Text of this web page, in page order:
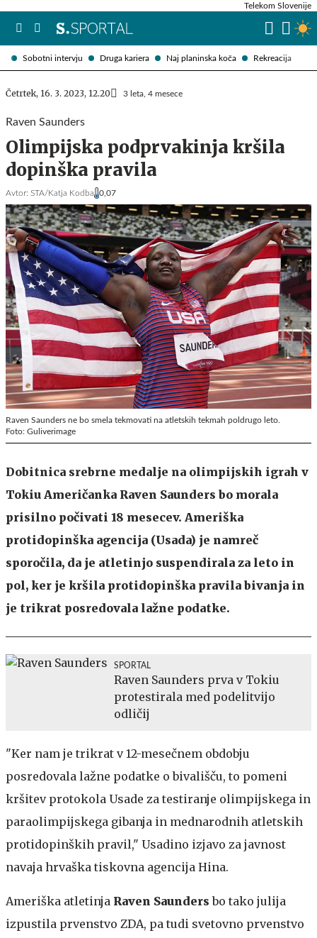
Sobotni intervju Druga kariera Naj planinska koča Rekreacija
Telekom Slovenije
Četrtek, 16. 3. 2023, 12.20 3 leta, 4 mesece
Raven Saunders
Olimpijska podprvakinja kršila
dopinška pravila
Avtor: STA/Katja Kodba 0,07
Raven Saunders ne bo smela tekmovati na atletskih tekmah poldrugo leto.
Foto: Guliverimage
Dobitnica srebrne medalje na olimpijskih igrah v
Tokiu Američanka Raven Saunders bo morala
prisilno počivati 18 mesecev. Ameriška
protidopinška agencija (Usada) je namreč
sporočila, da je atletinjo suspendirala za leto in
pol, ker je kršila protidopinška pravila bivanja in
je trikrat posredovala lažne podatke.
SPORTAL
Raven Saunders prva v Tokiu
protestirala med podelitvijo
odličij
"Ker nam je trikrat v 12-mesečnem obdobju
posredovala lažne podatke o bivališču, to pomeni
kršitev protokola Usade za testiranje olimpijskega in
paraolimpijskega gibanja in mednarodnih atletskih
protidopinških pravil," Usadino izjavo za javnost
navaja hrvaška tiskovna agencija Hina.
Ameriška atletinja Raven Saunders bo tako julija
izpustila prvenstvo ZDA, pa tudi svetovno prvenstvo